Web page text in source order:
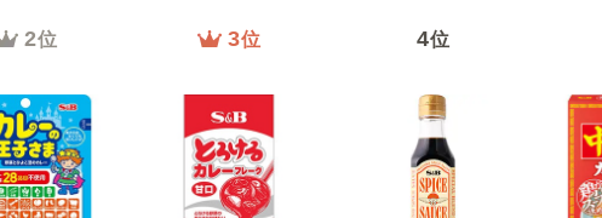
2位 3位 4位